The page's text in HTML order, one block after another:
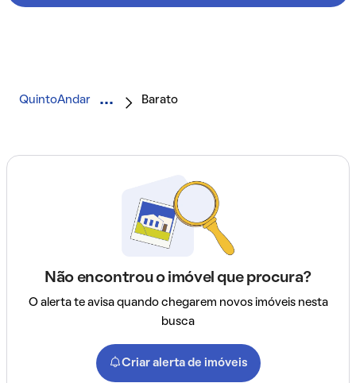
QuintoAndar Barato
Não encontrou o imóvel que procura?
O alerta te avisa quando chegarem novos imóveis nesta
busca
Criar alerta de imóveis